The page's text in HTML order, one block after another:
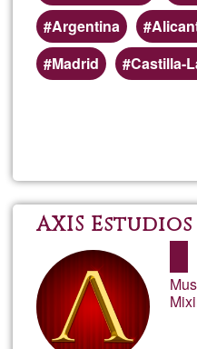
Argentina
Madrid
Castilla-
AXIS Estudios